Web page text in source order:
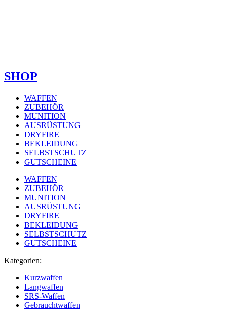
SHOP
WAFFEN
ZUBEHÖR
MUNITION
AUSRÜSTUNG
DRYFIRE
BEKLEIDUNG
SELBSTSCHUTZ
GUTSCHEINE
WAFFEN
ZUBEHÖR
MUNITION
AUSRÜSTUNG
DRYFIRE
BEKLEIDUNG
SELBSTSCHUTZ
GUTSCHEINE
Kategorien:
Kurzwaffen
Langwaffen
SRS-Waffen
Gebrauchtwaffen